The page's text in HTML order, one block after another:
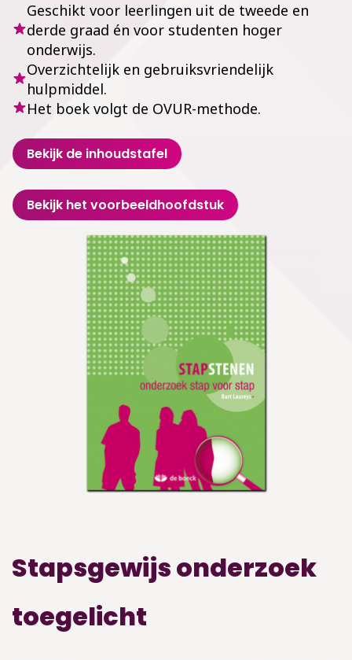
Geschikt voor leerlingen uit de tweede en
derde graad én voor studenten hoger
onderwijs.
Overzichtelijk en gebruiksvriendelijk
hulpmiddel.
Het boek volgt de OVUR-methode.
Bekijk de inhoudstafel
Bekijk het voorbeeldhoofdstuk
Stapsgewijs onderzoek
toegelicht